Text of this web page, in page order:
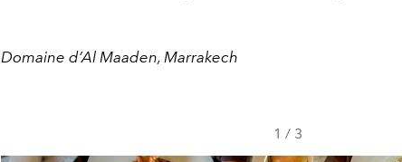
Domaine d’Al Maaden, Marrakech
1 / 3